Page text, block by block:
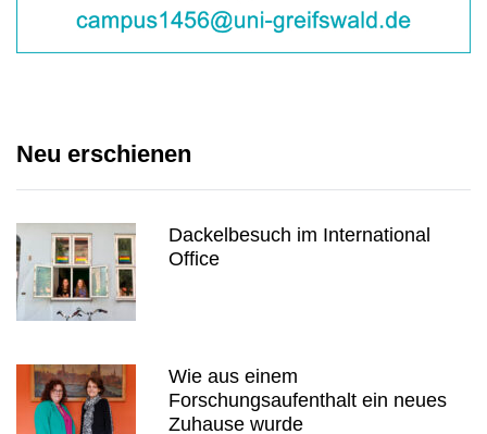
Neu erschienen
Dackelbesuch im International
Office
Wie aus einem
Forschungsaufenthalt ein neues
Zuhause wurde